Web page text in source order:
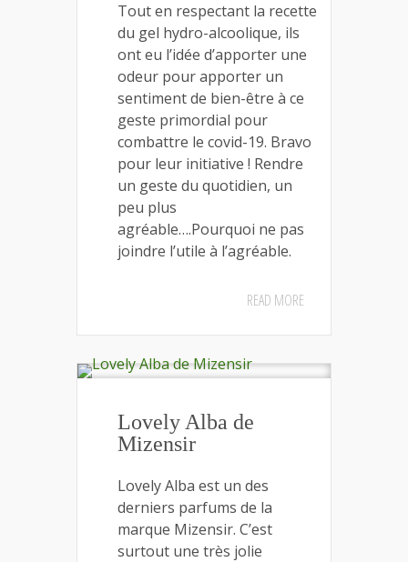
Tout en respectant la recette
du gel hydro-alcoolique, ils
ont eu l’idée d’apporter une
odeur pour apporter un
sentiment de bien-être à ce
geste primordial pour
combattre le covid-19. Bravo
pour leur initiative ! Rendre
un geste du quotidien, un
peu plus
agréable….Pourquoi ne pas
joindre l’utile à l’agréable.
READ MORE
Lovely Alba de
Mizensir
Lovely Alba est un des
derniers parfums de la
marque Mizensir. C’est
surtout une très jolie